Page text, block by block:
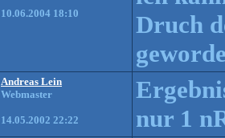
10.06.2004 18:10
Druch
Andreas Lein
Webmaster
14.05.2002 22:22
nur 1